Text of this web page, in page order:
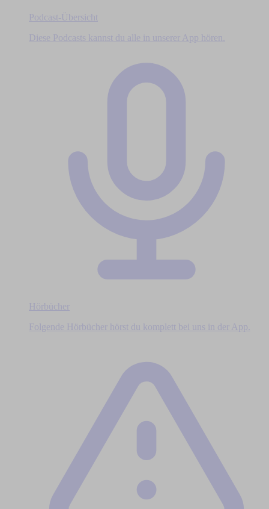
Podcast-Übersicht
Diese Podcasts kannst du alle in unserer App hören.
Hörbücher
Folgende Hörbücher hörst du komplett bei uns in der App.